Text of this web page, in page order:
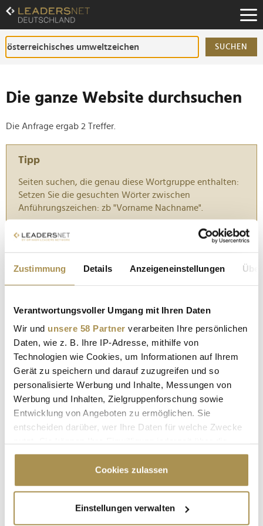
Zustimmung Details Anzeigeneinstellungen
Verantwortungsvoller Umgang mit Ihren Daten
Wir und unsere 58 Partner verarbeiten Ihre persönlichen
Daten, wie z. B. Ihre IP-Adresse, mithilfe von
Technologien wie Cookies, um Informationen auf Ihrem
Gerät zu speichern und darauf zuzugreifen und so
personalisierte Werbung und Inhalte, Messungen von
Werbung und Inhalten, Zielgruppenforschung sowie
Entwicklung von Angeboten zu ermöglichen. Sie
entscheiden darüber, wer Ihre Daten für welche Zwecke
Cookie-Erklärung oder durch Klicken auf das Privacy
Trigger Symbol ändern oder widerrufen
Informationen über Ihre geografische Lage
Cookies zulassen
Einstellungen verwalten
Zum
Inhalt
Zur
Fußzeilen-
Navigation
SUCHEN
Die ganze Website durchsuchen
Die Anfrage ergab 2 Treffer.
Tipp
Seiten suchen, die genau diese Wortgruppe enthalten:
Setzen Sie die gesuchten Wörter zwischen
Anführungszeichen: zb "Vorname Nachname".
einem breit angelegten Beteiligungsprozess erstellt und soll
Menschen aus der Ferne darauf aufmerksam machen, dass
dort "die Sonnenseite Österreichs" zu finden ist. Vergangene
Woche haben die Hauptverantwortlichen von Burgenland
Tourismus die...
Tauern Spa: Erfolge einfädeln, wo andere Urlaub
machen
Kaprun liegt mitten den österreichischen Alpen und erfreut
sich sowohl unter Wintersportlern als auch Wellnessfreunden
und Naturliebhabern großer Beliebtheit. Im Tauern Spa Zell
am See hingegen kehren jene ein, die ihre Visionen vor
malerischer Kulisse durch Meetings, Konferenzen und andere
Events...